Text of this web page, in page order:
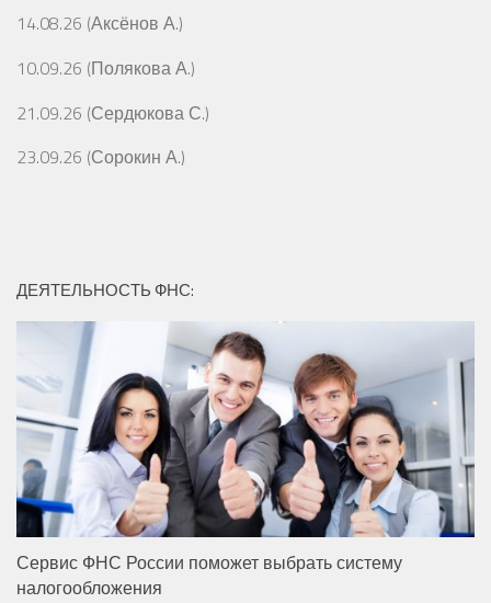
14.08.26 (Аксёнов А.)
10.09.26 (Полякова А.)
21.09.26 (Сердюкова С.)
23.09.26 (Сорокин А.)
ДЕЯТЕЛЬНОСТЬ ФНС:
Сервис ФНС России поможет выбрать систему
налогообложения